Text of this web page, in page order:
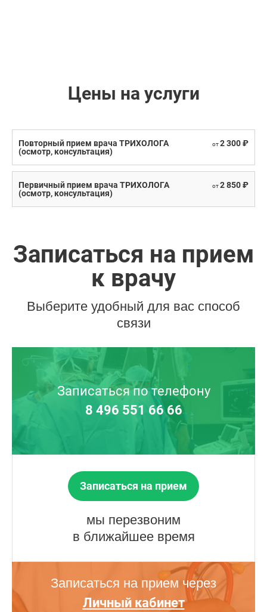
Цены на услуги
Повторный прием врача ТРИХОЛОГА
(осмотр, консультация)
от2 300 ₽
Первичный прием врача ТРИХОЛОГА
(осмотр, консультация)
от2 850 ₽
Записаться на прием
к врачу
Выберите удобный для вас способ
связи
Записаться по телефону
8 496 551 66 66
Записаться на прием
мы перезвоним
в ближайшее время
Записаться на прием через
Личный кабинет